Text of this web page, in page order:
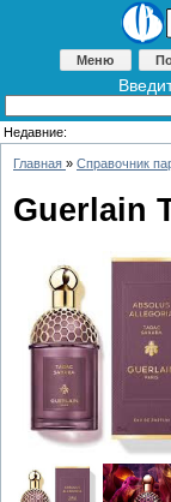
Меню
Недавние:
Главная » Справочник
Guerlain